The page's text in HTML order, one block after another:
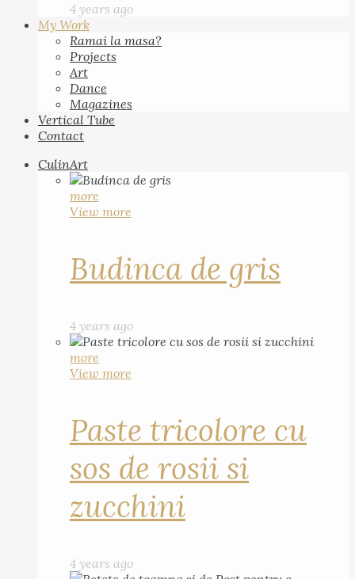
4 years ago
My Work
Ramai la masa?
Projects
Art
Dance
Magazines
Vertical Tube
Contact
CulinArt
more
View more
Budinca de gris
4 years ago
more
View more
Paste tricolore cu
sos de rosii si
zucchini
4 years ago